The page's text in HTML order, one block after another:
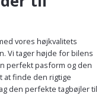
vores højkvalitets
Vi tager højde for bilens
perfekt pasform og den
at finde den rigtige
den perfekte tagbøjler til